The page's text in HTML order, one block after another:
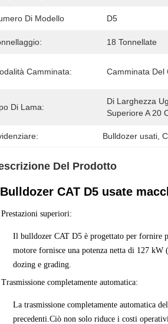
Di Modello D5
18 Tonnellate
Camminata: Camminata Del
Di Lama:
Di Larghezza
Superiore A 20
Bulldozer usati ,
Del Prodotto
Bulldozer CAT D5 usate
Prestazioni superiori:
Il bulldozer CAT D5 è progettato per fornire
motore fornisce una potenza netta di 127 kW
dozing e grading.
Trasmissione completamente automatica:
La trasmissione completamente automatica
precedenti.Ciò non solo riduce i costi